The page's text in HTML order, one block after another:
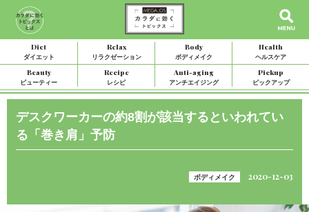
Diet
ダイエット
Relax
リラクゼーション
Body
ボディメイク
Health
ヘルスケア
Beauty
ビューティー
Recipe
レシピ
Anti-aging
アンチエイジング
Pickup
ピックアップ
デスクワーカーの約8割が該当するといわれてい
る「巻き肩」予防
ボディメイク 2020-12-03